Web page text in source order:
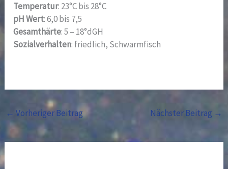
Temperatur: 23°C bis 28°C
pH Wert: 6,0 bis 7,5
Gesamthärte: 5 – 18°dGH
Sozialverhalten: friedlich, Schwarmfisch
← Vorheriger Beitrag Nächster Beitrag →